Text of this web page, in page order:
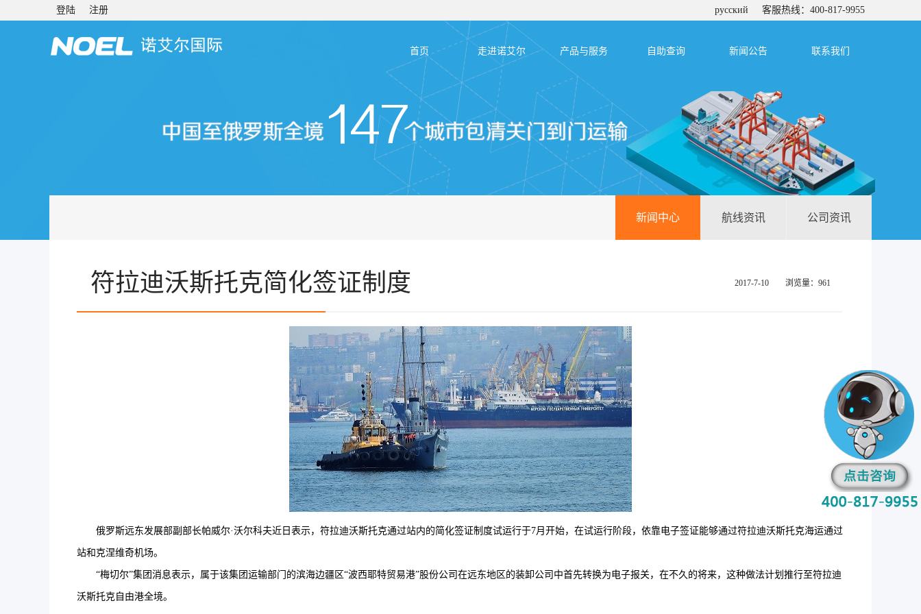
登陆 注册 русский 客服热线：400-817-9955
首页 走进诺艾尔 产品与服务 自助查询 新闻公告 联系我们
新闻中心 航线资讯 公司资讯
符拉迪沃斯托克简化签证制度 2017-7-10 浏览量：961
俄罗斯远东发展部副部长帕威尔·沃尔科夫近日表示，符拉迪沃斯托克通过站内的简化签证制度试运行于7月开始，在试运行阶段，依靠电子签证能够通过符拉迪沃斯托克海运通过
站和克涅维奇机场。
“梅切尔”集团消息表示，属于该集团运输部门的滨海边疆区“波西耶特贸易港”股份公司在远东地区的装卸公司中首先转换为电子报关，在不久的将来，这种做法计划推行至符拉迪
沃斯托克自由港全境。